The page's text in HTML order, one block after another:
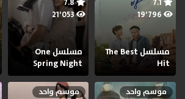
مسلسل The Best
Hit
7.8
21٬053
مسلسل One
Spring Night
موسم واحد موسم واحد